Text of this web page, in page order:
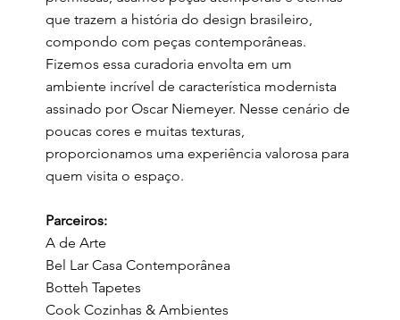
que trazem a história do design brasileiro,
compondo com peças contemporâneas.
Fizemos essa curadoria envolta em um
ambiente incrível de característica modernista
assinado por Oscar Niemeyer. Nesse cenário de
poucas cores e muitas texturas,
proporcionamos uma experiência valorosa para
quem visita o espaço.
Parceiros:
A de Arte
Bel Lar Casa Contemporânea
Botteh Tapetes
Cook Cozinhas & Ambientes